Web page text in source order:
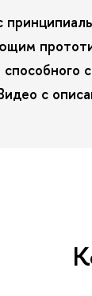
с